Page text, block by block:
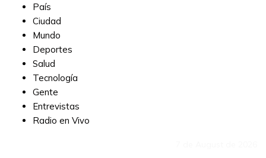
País
Ciudad
Mundo
Deportes
Salud
Tecnología
Gente
Entrevistas
Radio en Vivo